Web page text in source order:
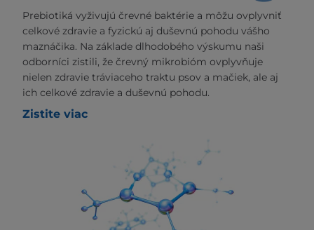
Prebiotiká vyživujú črevné baktérie a môžu ovplyvniť
celkové zdravie a fyzickú aj duševnú pohodu vášho
maznáčika. Na základe dlhodobého výskumu naši
odborníci zistili, že črevný mikrobióm ovplyvňuje
nielen zdravie tráviaceho traktu psov a mačiek, ale aj
ich celkové zdravie a duševnú pohodu.
Zistite viac